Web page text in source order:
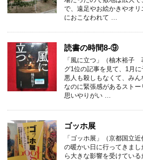
で、遠足やお絵かきやオ
におこなわれて …
読書の時間8-⑨
「風に立つ」（柚木裕子
グ1位の記事を見て、1月に
悪人も殺しもなくて、み
なのに緊張感があるスト
思いやりがい …
ゴッホ展
「ゴッホ展」（京都国立
の暖かい日に行ってきま
ら大きな影響を受けてい